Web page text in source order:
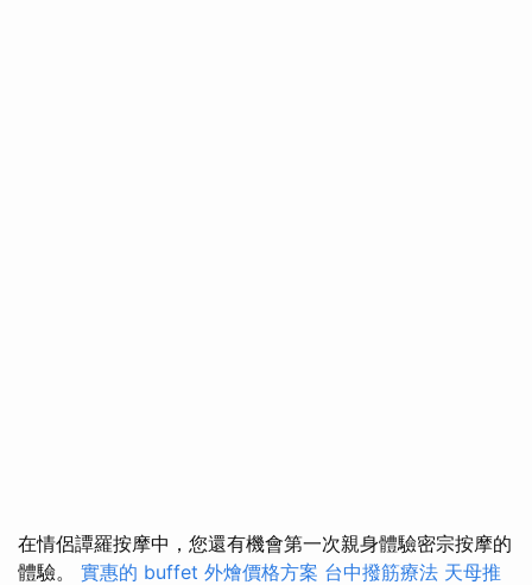
在情侶譚羅按摩中，您還有機會第一次親身體驗密宗按摩的
體驗。 實惠的 buffet 外燴價格方案 台中撥筋療法 天母推